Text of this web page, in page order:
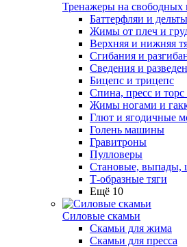
Тренажеры на свободных
Баттерфляи и дельты
Жимы от плеч и
Верхняя и нижняя
Сгибания и
Сведения и
Бицепс и трицепс
Спина, пресс и
Жимы ногами и
Глют и ягодичные
Голень машины
Гравитроны
Пулловеры
Становые, выпады,
Т-образные тяги
Ещё 10
Силовые скамьи
Скамьи для жима
Скамьи для пресса